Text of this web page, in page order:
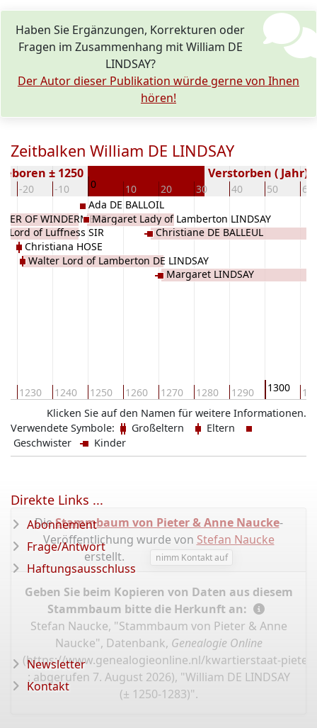
Haben Sie Ergänzungen, Korrekturen oder
Fragen im Zusammenhang mit William DE
LINDSAY?
Der Autor dieser Publikation würde gerne von Ihnen
hören!
Zeitbalken William DE LINDSAY
-20 -10 0 10 20 30 40 50 60
± 1250 Verstorben ( Jahr)
1230 1240 1250 1260 1270 1280 1290 1300
OF WINDERMERE
Lord of Luffness SIR
Christiana HOSE
Walter Lord of Lamberton DE LINDSAY
Ada DE BALLOIL
Margaret Lady of Lamberton LINDSAY
Christiane DE BALLEUL
Margaret LINDSAY
Klicken Sie auf den Namen für weitere Informationen.
Verwendete Symbole:
Großeltern
Eltern
Geschwister
Kinder
DieStammbaum von Pieter & Anne Naucke-
Veröffentlichung wurde von Stefan Naucke
erstellt.
nimm Kontakt auf
Geben Sie beim Kopieren von Daten aus diesem
Stammbaum bitte die Herkunft an:
Stefan Naucke, "Stammbaum von Pieter & Anne
Naucke", Datenbank, Genealogie Online
(https://www.genealogieonline.nl/kwartierstaat-
: abgerufen 7. August 2026), "William DE LINDSAY
(± 1250-1283)".
Direkte Links ...
Abonnement
Frage/Antwort
Haftungsausschluss
Newsletter
Kontakt